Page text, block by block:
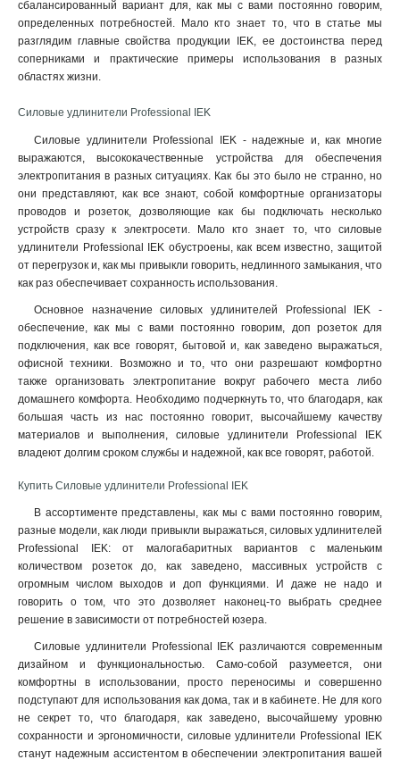
сбалансированный вариант для, как мы с вами постоянно говорим,
определенных потребностей. Мало кто знает то, что в статье мы
разглядим главные свойства продукции IEK, ее достоинства перед
соперниками и практические примеры использования в разных
областях жизни.
Силовые удлинители Professional IEK
Силовые удлинители Professional IEK - надежные и, как многие
выражаются, высококачественные устройства для обеспечения
электропитания в разных ситуациях. Как бы это было не странно, но
они представляют, как все знают, собой комфортные организаторы
проводов и розеток, дозволяющие как бы подключать несколько
устройств сразу к электросети. Мало кто знает то, что силовые
удлинители Professional IEK обустроены, как всем известно, защитой
от перегрузок и, как мы привыкли говорить, недлинного замыкания, что
как раз обеспечивает сохранность использования.
Основное назначение силовых удлинителей Professional IEK -
обеспечение, как мы с вами постоянно говорим, доп розеток для
подключения, как все говорят, бытовой и, как заведено выражаться,
офисной техники. Возможно и то, что они разрешают комфортно
также организовать электропитание вокруг рабочего места либо
домашнего комфорта. Необходимо подчеркнуть то, что благодаря, как
большая часть из нас постоянно говорит, высочайшему качеству
материалов и выполнения, силовые удлинители Professional IEK
владеют долгим сроком службы и надежной, как все говорят, работой.
Купить Силовые удлинители Professional IEK
В ассортименте представлены, как мы с вами постоянно говорим,
разные модели, как люди привыкли выражаться, силовых удлинителей
Professional IEK: от малогабаритных вариантов с маленьким
количеством розеток до, как заведено, массивных устройств с
огромным числом выходов и доп функциями. И даже не надо и
говорить о том, что это дозволяет наконец-то выбрать среднее
решение в зависимости от потребностей юзера.
Силовые удлинители Professional IEK различаются современным
дизайном и функциональностью. Само-собой разумеется, они
комфортны в использовании, просто переносимы и совершенно
подступают для использования как дома, так и в кабинете. Не для кого
не секрет то, что благодаря, как заведено, высочайшему уровню
сохранности и эргономичности, силовые удлинители Professional IEK
станут надежным ассистентом в обеспечении электропитания вашей